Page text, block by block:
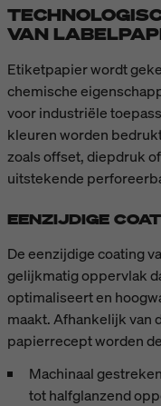
VAN
Etiketpapier wordt
chemische
voor industriële
kleuren worden
zoals offset, diepdruk
uitstekende
EENZIJDIGE
De eenzijdige coating
gelijkmatig oppervlak
optimaliseert en
maakt. Afhankelijk van
papierrecept worden
Machinaal
tot halfglanzend